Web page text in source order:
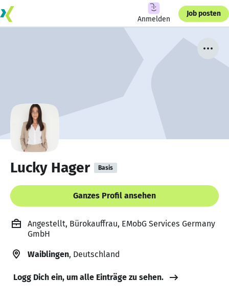
Anmelden
Job posten
Lucky Hager Basis
Ganzes Profil ansehen
Angestellt, Bürokauffrau, EMobG Services Germany
GmbH
Waiblingen, Deutschland
Logg Dich ein, um alle Einträge zu sehen.